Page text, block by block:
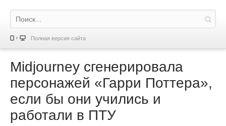
Полная версия сайта
Midjourney сгенерировала
персонажей «Гарри Поттера»,
если бы они учились и
работали в ПТУ